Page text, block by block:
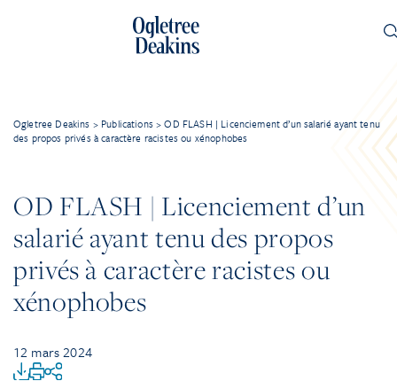
Ogletree Deakins > Publications >OD FLASH | Licenciement d’un salarié ayant tenu
des propos privés à caractère racistes ou xénophobes
OD FLASH | Licenciement d’un
salarié ayant tenu des propos
privés à caractère racistes ou
xénophobes
12 mars 2024